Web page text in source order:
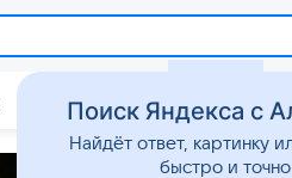
Дом Гороскопы
Поиск Яндекса с
Найдёт ответ, картинку
быстро и точно